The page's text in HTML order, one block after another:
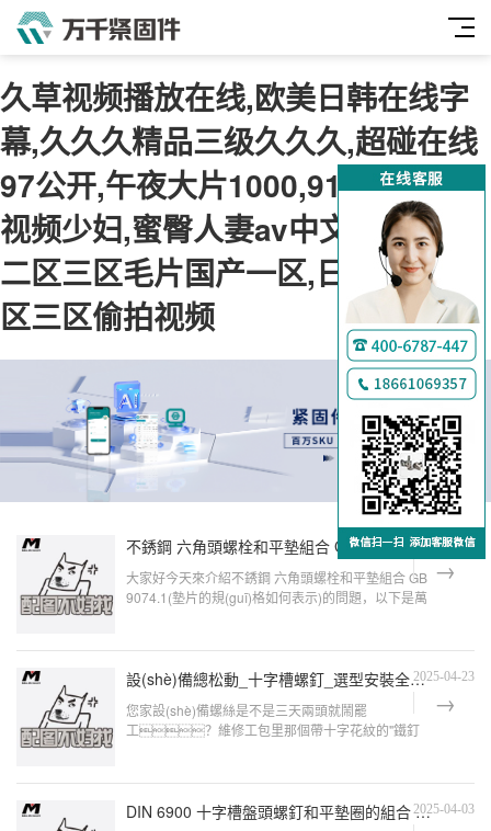
久草视频播放在线,欧美日韩在线字
幕,久久久精品三级久久久,超碰在线
97公开,午夜大片1000,91九色在线
视频少妇,蜜臀人妻av中文字幕,一区
二区三区毛片国产一区,日本一区二
区三区偷拍视频
不銹鋼 六角頭螺栓和平墊組合 GB 9074.1 2025-08-27
大家好今天來介紹不銹鋼 六角頭螺栓和平墊組合 GB
9074.1(墊片的規(guī)格如何表示)的問題，以下是萬
設(shè)備總松動_十字槽螺釘_選型安裝全攻略
2025-04-23
您家設(shè)備螺絲是不是三天兩頭就鬧罷
工？維修工包里那個帶十字花紋的"鐵釘
DIN 6900 十字槽盤頭螺釘和平墊圈的組合 M2.5~M10
2025-04-03